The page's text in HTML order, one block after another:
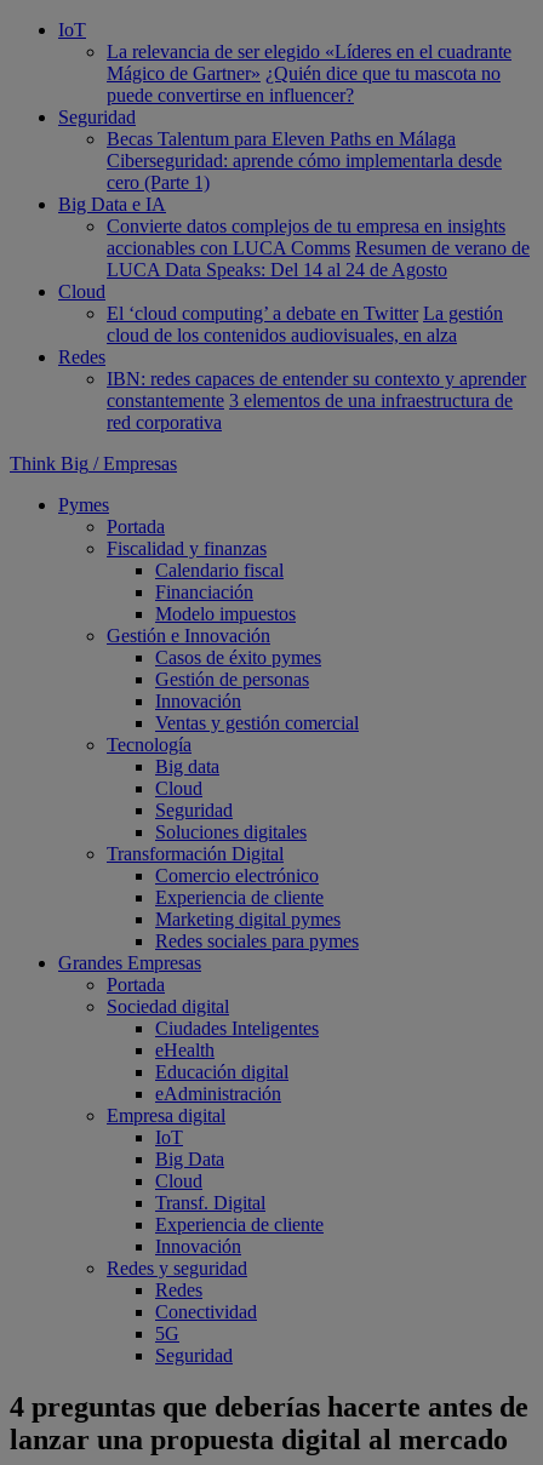
IoT
La relevancia de ser elegido «Líderes en el cuadrante
Mágico de Gartner» ¿Quién dice que tu mascota no
puede convertirse en influencer?
Seguridad
Becas Talentum para Eleven Paths en Málaga
Ciberseguridad: aprende cómo implementarla desde
cero (Parte 1)
Big Data e IA
Convierte datos complejos de tu empresa en insights
accionables con LUCA Comms Resumen de verano de
LUCA Data Speaks: Del 14 al 24 de Agosto
Cloud
El ‘cloud computing’ a debate en Twitter La gestión
cloud de los contenidos audiovisuales, en alza
Redes
IBN: redes capaces de entender su contexto y aprender
constantemente 3 elementos de una infraestructura de
red corporativa
Think Big / Empresas
Pymes
Portada
Fiscalidad y finanzas
Calendario fiscal
Financiación
Modelo impuestos
Gestión e Innovación
Casos de éxito pymes
Gestión de personas
Innovación
Ventas y gestión comercial
Tecnología
Big data
Cloud
Seguridad
Soluciones digitales
Transformación Digital
Comercio electrónico
Experiencia de cliente
Marketing digital pymes
Redes sociales para pymes
Grandes Empresas
Portada
Sociedad digital
Ciudades Inteligentes
eHealth
Educación digital
eAdministración
Empresa digital
IoT
Big Data
Cloud
Transf. Digital
Experiencia de cliente
Innovación
Redes y seguridad
Redes
Conectividad
5G
Seguridad
4 preguntas que deberías hacerte antes de
lanzar una propuesta digital al mercado